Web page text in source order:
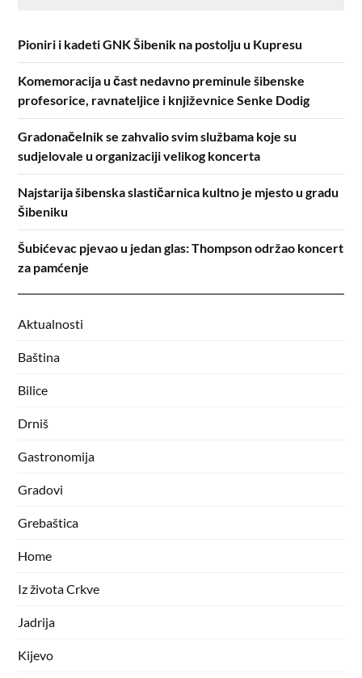
Pioniri i kadeti GNK Šibenik na postolju u Kupresu
Komemoracija u čast nedavno preminule šibenske
profesorice, ravnateljice i književnice Senke Dodig
Gradonačelnik se zahvalio svim službama koje su
sudjelovale u organizaciji velikog koncerta
Najstarija šibenska slastičarnica kultno je mjesto u gradu
Šibeniku
Šubićevac pjevao u jedan glas: Thompson održao koncert
za pamćenje
Aktualnosti
Baština
Bilice
Drniš
Gastronomija
Gradovi
Grebaštica
Home
Iz života Crkve
Jadrija
Kijevo